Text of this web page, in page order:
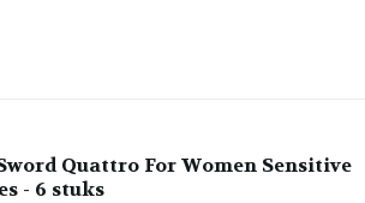
Quattro For Women Sensitive
- 6 stuks